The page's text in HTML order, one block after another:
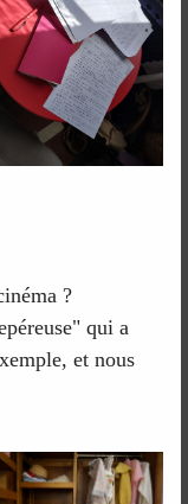
?
qui a
et nous